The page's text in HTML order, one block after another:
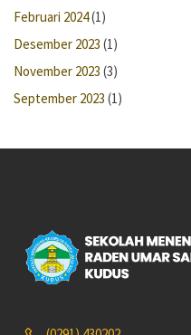
Februari 2024(1)
Desember 2023 (1)
November 2023 (3)
September 2023 (1)